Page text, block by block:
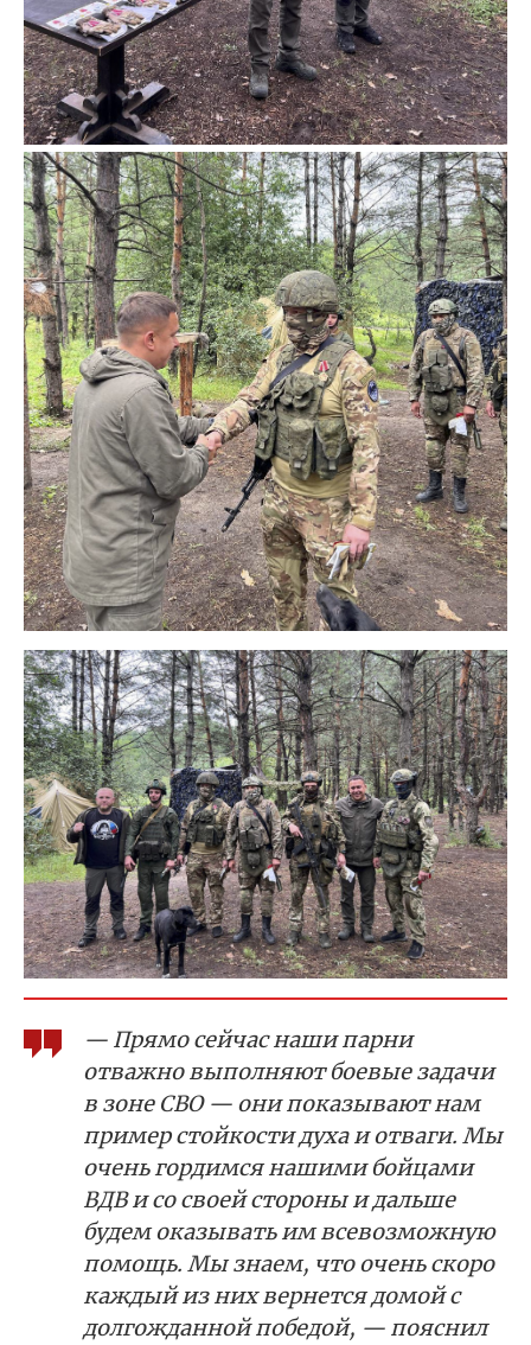
— Прямо сейчас наши парни
отважно выполняют боевые задачи
в зоне СВО — они показывают нам
пример стойкости духа и отваги. Мы
очень гордимся нашими бойцами
ВДВ и со своей стороны и дальше
будем оказывать им всевозможную
помощь. Мы знаем, что очень скоро
каждый из них вернется домой с
долгожданной победой, — пояснил